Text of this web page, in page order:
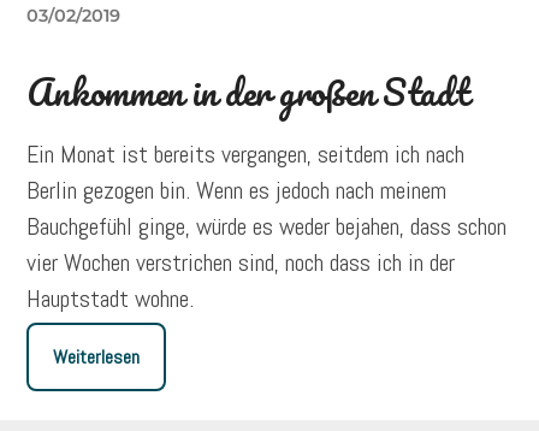
03/02/2019
Ankommen in der großen Stadt
Ein Monat ist bereits vergangen, seitdem ich nach
Berlin gezogen bin. Wenn es jedoch nach meinem
Bauchgefühl ginge, würde es weder bejahen, dass schon
vier Wochen verstrichen sind, noch dass ich in der
Hauptstadt wohne.
Weiterlesen